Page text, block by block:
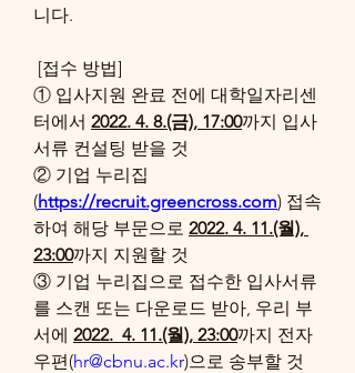
니다.
[접수 방법]
① 입사지원 완료 전에 대학일자리센
터에서 2022. 4. 8.(금), 17:00까지 입사
서류 컨설팅 받을 것
② 기업 누리집
(https://recruit.greencross.com) 접속
하여 해당 부문으로 2022. 4. 11.(월),
23:00까지 지원할 것
③ 기업 누리집으로 접수한 입사서류
를 스캔 또는 다운로드 받아, 우리 부
서에 2022.  4. 11.(월), 23:00까지 전자
우편(hr@cbnu.ac.kr)으로 송부할 것